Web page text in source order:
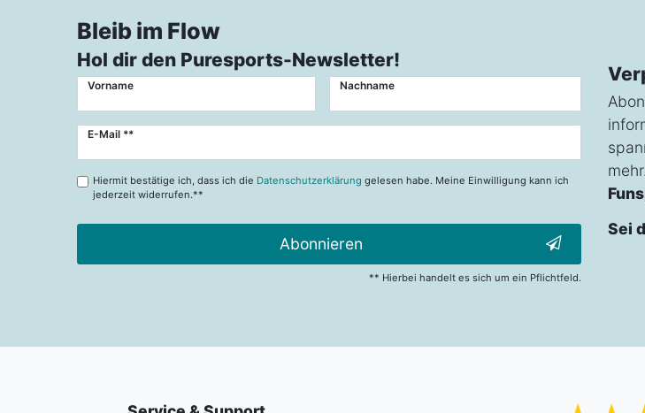
Bleib im Flow
Hol dir den Puresports-Newsletter!
Vorname Nachname
E-Mail **
Newsletter
Hiermit bestätige ich, dass ich die Datenschutzerklärung gelesen habe. Meine Einwilligung kann ich
jederzeit widerrufen.**
Abonnieren
** Hierbei handelt es sich um ein Pflichtfeld.
Sei